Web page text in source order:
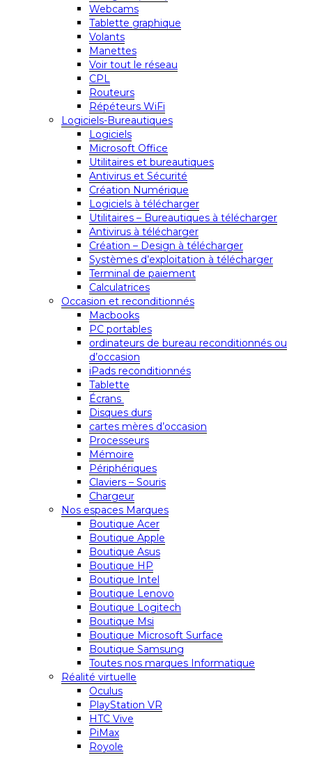
Webcams
Tablette graphique
Volants
Manettes
Voir tout le réseau
CPL
Routeurs
Répéteurs WiFi
Logiciels-Bureautiques
Logiciels
Microsoft Office
Utilitaires et bureautiques
Antivirus et Sécurité
Création Numérique
Logiciels à télécharger
Utilitaires – Bureautiques à télécharger
Antivirus à télécharger
Création – Design à télécharger
Systèmes d’exploitation à télécharger
Terminal de paiement
Calculatrices
Occasion et reconditionnés
Macbooks
PC portables
ordinateurs de bureau reconditionnés ou
d’occasion
iPads reconditionnés
Tablette
Écrans
Disques durs
cartes mères d’occasion
Processeurs
Mémoire
Périphériques
Claviers – Souris
Chargeur
Nos espaces Marques
Boutique Acer
Boutique Apple
Boutique Asus
Boutique HP
Boutique Intel
Boutique Lenovo
Boutique Logitech
Boutique Msi
Boutique Microsoft Surface
Boutique Samsung
Toutes nos marques Informatique
Réalité virtuelle
Oculus
PlayStation VR
HTC Vive
PiMax
Royole